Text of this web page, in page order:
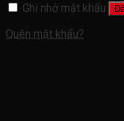
Ghi nhớ mật khẩu
Quên mật khẩu?